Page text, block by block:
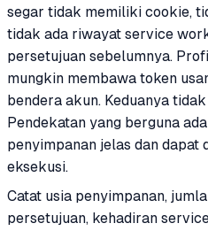
segar tidak memiliki cookie,
tidak ada riwayat service
persetujuan sebelumnya.
mungkin membawa token
bendera akun. Keduanya
Pendekatan yang berguna
penyimpanan jelas dan dapat
eksekusi.
Catat usia penyimpanan,
persetujuan, kehadiran